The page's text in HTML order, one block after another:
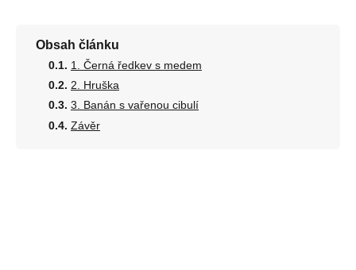
Obsah článku
1. Černá ředkev s medem
2. Hruška
3. Banán s vařenou cibulí
Závěr